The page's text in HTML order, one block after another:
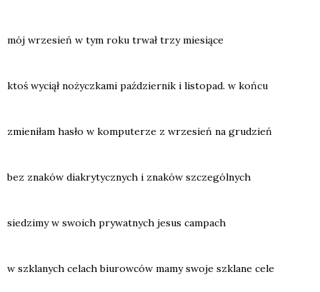
mój wrze­sień w tym roku trwał trzy mie­sią­ce
ktoś wyciął nożycz­ka­mi paź­dzier­nik i listo­pad. w koń­cu
zmie­ni­łam hasło w kom­pu­te­rze z wrze­sień na gru­dzień
bez zna­ków dia­kry­tycz­nych i zna­ków szcze­gól­nych
sie­dzi­my w swo­ich pry­wat­nych jesus cam­pach
w szkla­nych celach biu­row­ców mamy swo­je szkla­ne cele